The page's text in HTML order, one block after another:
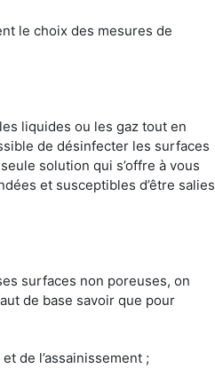
le choix des mesures de
liquides ou les gaz tout en
de désinfecter les surfaces
solution qui s’offre à vous
et susceptibles d’être salies
surfaces non poreuses, on
de base savoir que pour
de l’assainissement ;